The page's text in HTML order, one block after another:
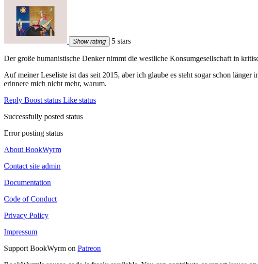
Show rating 5 stars
Der große humanistische Denker nimmt die westliche Konsumgesellschaft in
Auf meiner Leseliste ist das seit 2015, aber ich glaube es steht sogar schon
erinnere mich nicht mehr, warum.
Reply Boost status Like status
Successfully posted status
Error posting status
About BookWyrm
Contact site admin
Documentation
Code of Conduct
Privacy Policy
Impressum
Support BookWyrm on Patreon